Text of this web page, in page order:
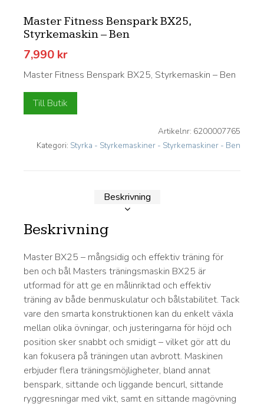
Master Fitness Benspark BX25,
Styrkemaskin – Ben
7,990 kr
Master Fitness Benspark BX25, Styrkemaskin – Ben
Till Butik
Artikelnr: 6200007765
Kategori: Styrka - Styrkemaskiner - Styrkemaskiner - Ben
Beskrivning
Beskrivning
Master BX25 – mångsidig och effektiv träning för
ben och bål Masters träningsmaskin BX25 är
utformad för att ge en målinriktad och effektiv
träning av både benmuskulatur och bålstabilitet. Tack
vare den smarta konstruktionen kan du enkelt växla
mellan olika övningar, och justeringarna för höjd och
position sker snabbt och smidigt – vilket gör att du
kan fokusera på träningen utan avbrott. Maskinen
erbjuder flera träningsmöjligheter, bland annat
benspark, sittande och liggande bencurl, sittande
ryggresningar med vikt, samt en sittande magövning